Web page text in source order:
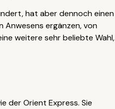
hat aber dennoch einen
Anwesens ergänzen, von
weitere sehr beliebte Wahl,
der Orient Express. Sie